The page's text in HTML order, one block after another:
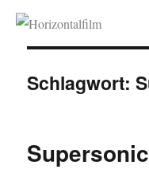
Horizontalfilm
Schlagwort: